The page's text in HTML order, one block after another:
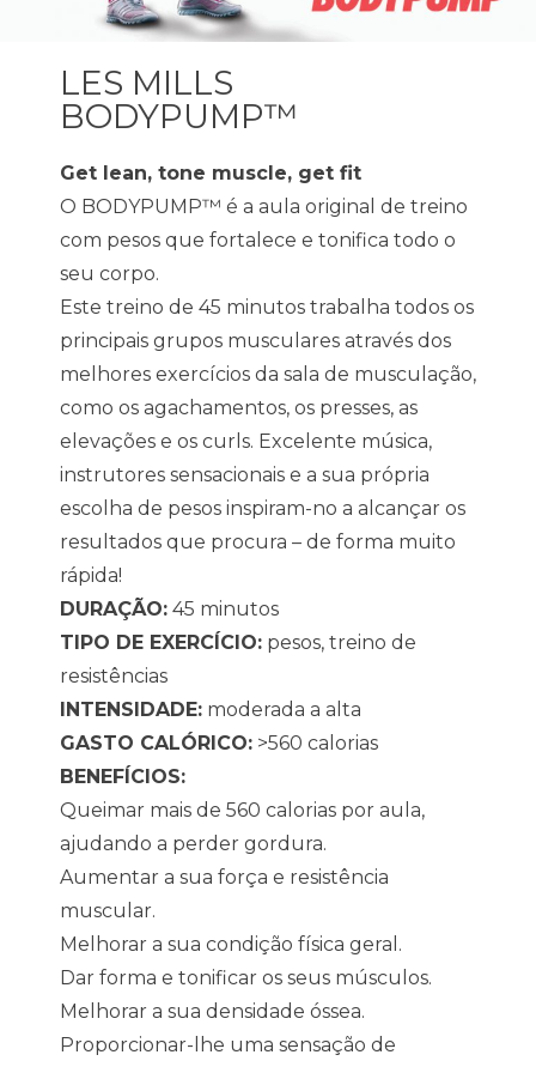
LES MILLS
BODYPUMP™
Get lean, tone muscle, get fit
O BODYPUMP™ é a aula original de treino
com pesos que fortalece e tonifica todo o
seu corpo.
Este treino de 45 minutos trabalha todos os
principais grupos musculares através dos
melhores exercícios da sala de musculação,
como os agachamentos, os presses, as
elevações e os curls. Excelente música,
instrutores sensacionais e a sua própria
escolha de pesos inspiram-no a alcançar os
resultados que procura – de forma muito
rápida!
DURAÇÃO: 45 minutos
TIPO DE EXERCÍCIO: pesos, treino de
resistências
INTENSIDADE: moderada a alta
GASTO CALÓRICO: >560 calorias
BENEFÍCIOS:
Queimar mais de 560 calorias por aula,
ajudando a perder gordura.
Aumentar a sua força e resistência
muscular.
Melhorar a sua condição física geral.
Dar forma e tonificar os seus músculos.
Melhorar a sua densidade óssea.
Proporcionar-lhe uma sensação de